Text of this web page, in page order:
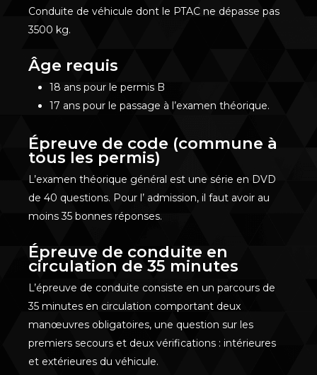
Conduite de véhicule dont le PTAC ne dépasse pas
3500 kg.
Âge requis
18 ans pour le permis B
17 ans pour le passage à l’examen théorique.
Épreuve de code (commune à
tous les permis)
L’examen théorique général est une série en DVD
de 40 questions. Pour l’ admission, il faut avoir au
moins 35 bonnes réponses.
Épreuve de conduite en
circulation de 35 minutes
L’épreuve de conduite consiste en un parcours de
35 minutes en circulation comportant deux
manœuvres obligatoires, une question sur les
premiers secours et deux vérifications : intérieures
et extérieures du véhicule.